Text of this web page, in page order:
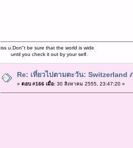
iss u.Don"t be sure that the world is wide
until you check it out by your self.
Re: เที่ยวไปตามตะวัน: Switzerland
« ตอบ #166 เมื่อ:30 สิงหาคม 2555, 23:47:20 »